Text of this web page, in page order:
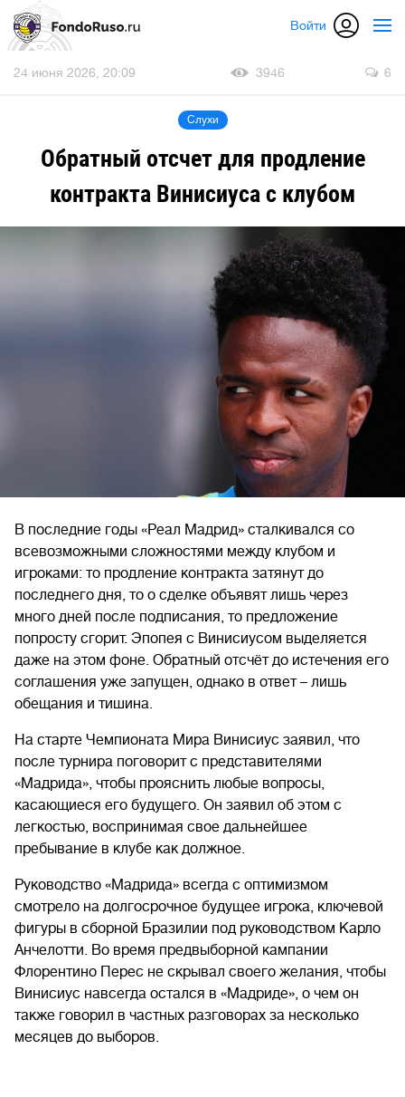
Войти
24 июня 2026, 20:09 3946 6
Слухи
Обратный отсчет для продление
контракта Винисиуса с клубом
В последние годы «Реал Мадрид» сталкивался со
всевозможными сложностями между клубом и
игроками: то продление контракта затянут до
последнего дня, то о сделке объявят лишь через
много дней после подписания, то предложение
попросту сгорит. Эпопея с Винисиусом выделяется
даже на этом фоне. Обратный отсчёт до истечения его
соглашения уже запущен, однако в ответ – лишь
обещания и тишина.
На старте Чемпионата Мира Винисиус заявил, что
после турнира поговорит с представителями
«Мадрида», чтобы прояснить любые вопросы,
касающиеся его будущего. Он заявил об этом с
легкостью, воспринимая свое дальнейшее
пребывание в клубе как должное.
Руководство «Мадрида» всегда с оптимизмом
смотрело на долгосрочное будущее игрока, ключевой
фигуры в сборной Бразилии под руководством Карло
Анчелотти. Во время предвыборной кампании
Флорентино Перес не скрывал своего желания, чтобы
Винисиус навсегда остался в «Мадриде», о чем он
также говорил в частных разговорах за несколько
месяцев до выборов.